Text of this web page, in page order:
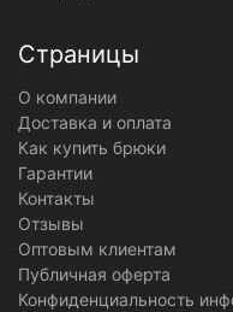
Страницы
О компании
Доставка и оплата
Как купить брюки
Гарантии
Контакты
Отзывы
Оптовым клиентам
Публичная оферта
Конфиденциальность